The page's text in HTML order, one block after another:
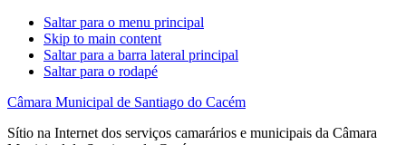
Saltar para o menu principal
Skip to main content
Saltar para a barra lateral principal
Saltar para o rodapé
Câmara Municipal de Santiago do Cacém
Sítio na Internet dos serviços camarários e municipais da Câmara